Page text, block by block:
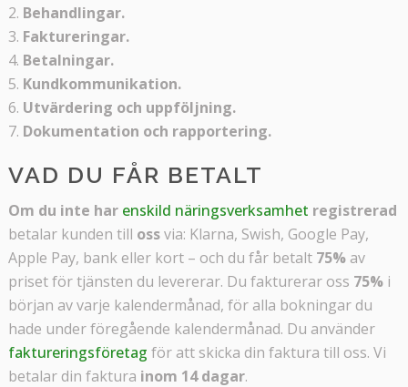
Behandlingar.
Faktureringar.
Betalningar.
Kundkommunikation.
Utvärdering och uppföljning.
Dokumentation och rapportering.
VAD DU FÅR BETALT
Om du inte har enskild näringsverksamhet registrerad
betalar kunden till ossvia: Klarna, Swish, Google Pay,
Apple Pay, bank eller kort – och du får betalt 75%av
priset för tjänsten du levererar. Du fakturerar oss 75%i
början av varje kalendermånad, för alla bokningar du
hade under föregående kalendermånad. Du använder
faktureringsföretag för att skicka din faktura till oss. Vi
betalar din faktura inom 14 dagar.